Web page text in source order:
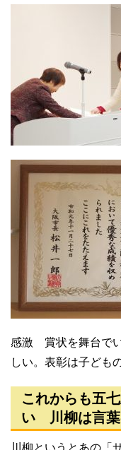
感激 賞状を舞台で
しい。表彰は子ども
これからも五
い 川柳は言葉